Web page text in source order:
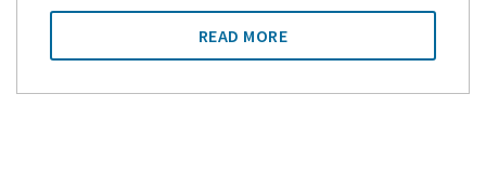
READ MORE